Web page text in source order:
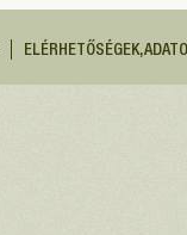
ELÉRHETŐSÉGEK,